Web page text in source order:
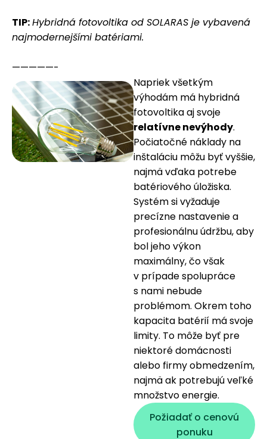
TIP:Hybridná fotovoltika od SOLARAS je vybavená
najmodernejšími batériami.
—————-
Napriek všetkým
výhodám má hybridná
fotovoltika aj svoje
relatívne nevýhody.
Počiatočné náklady na
inštaláciu môžu byť vyššie,
najmä vďaka potrebe
batériového úložiska.
Systém si vyžaduje
precízne nastavenie a
profesionálnu údržbu, aby
bol jeho výkon
maximálny, čo však
v prípade spolupráce
s nami nebude
problémom. Okrem toho
kapacita batérií má svoje
limity. To môže byť pre
niektoré domácnosti
alebo firmy obmedzením,
najmä ak potrebujú veľké
množstvo energie.
Požiadať o cenovú
ponuku